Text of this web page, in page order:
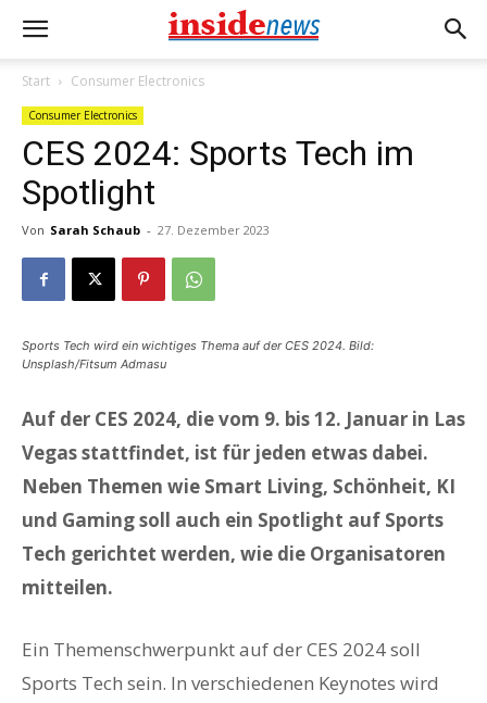
Start Consumer Electronics
Consumer Electronics
CES 2024: Sports Tech im
Spotlight
Von Sarah Schaub - 27. Dezember 2023
Sports Tech wird ein wichtiges Thema auf der CES 2024. Bild:
Unsplash/Fitsum Admasu
Auf der CES 2024, die vom 9. bis 12. Januar in Las
Vegas stattfindet, ist für jeden etwas dabei.
Neben Themen wie Smart Living, Schönheit, KI
und Gaming soll auch ein Spotlight auf Sports
Tech gerichtet werden, wie die Organisatoren
mitteilen.
Ein Themenschwerpunkt auf der CES 2024 soll
Sports Tech sein. In verschiedenen Keynotes wird